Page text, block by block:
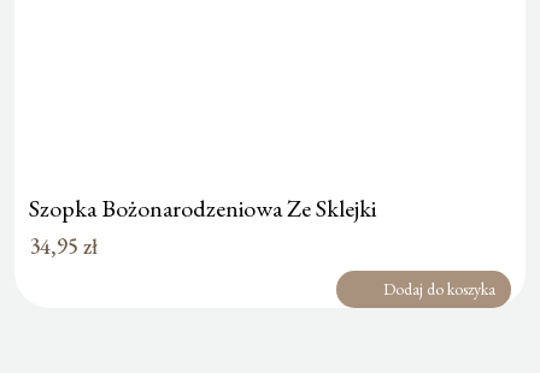
Szopka Bożonarodzeniowa Ze Sklejki
34,95 zł
Dodaj do koszyka